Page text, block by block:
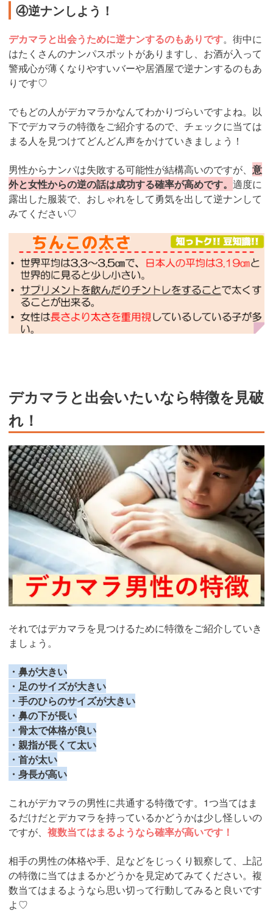
④逆ナンしよう！
デカマラと出会うために逆ナンするのもありです。街中に
はたくさんのナンパスポットがありますし、お酒が入って
警戒心が薄くなりやすいバーや居酒屋で逆ナンするのもあ
りです♡
でもどの人がデカマラかなんてわかりづらいですよね。以
下でデカマラの特徴をご紹介するので、チェックに当ては
まる人を見つけてどんどん声をかけていきましょう！
男性からナンパは失敗する可能性が結構高いのですが、 意
外と女性からの逆の話は成功する確率が高めです。 適度に
露出した服装で、おしゃれをして勇気を出して逆ナンして
みてください♡
デカマラと出会いたいなら特徴を見破
れ！
それではデカマラを見つけるために特徴をご紹介していき
ましょう。
・鼻が大きい
・足のサイズが大きい
・手のひらのサイズが大きい
・鼻の下が長い
・骨太で体格が良い
・親指が長くて太い
・首が太い
・身長が高い
これがデカマラの男性に共通する特徴です。1つ当てはま
るだけだとデカマラを持っているかどうかは少し怪しいの
ですが、 複数当てはまるようなら確率が高いです！
相手の男性の体格や手、足などをじっくり観察して、上記
の特徴に当てはまるかどうかを見定めてみてください。複
数当てはまるようなら思い切って行動してみると良いです
よ♡